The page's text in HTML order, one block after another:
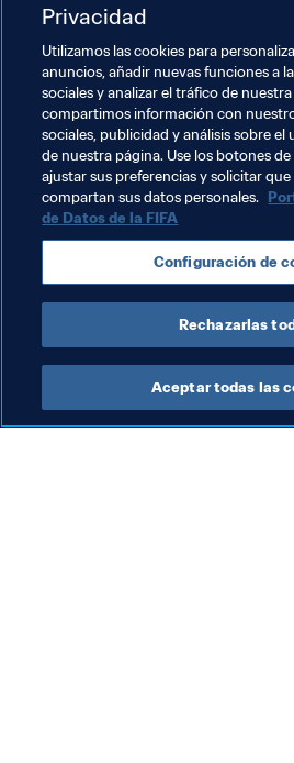
una idea que pasó un tanto
Copa Mundial Femenina de la
lugar de cada cuatro. Esto
impulso que se ajustaría
femenino necesita en estos
presentar esta propuesta a
Temas relacionados
Presidente de la FIFA
Privacidad
Utilizamos las cookies para
anuncios, añadir nuevas funciones a
sociales y analizar el tráfico de
compartimos información con
sociales, publicidad y análisis sobre el
de nuestra página. Use los botones
ajustar sus preferencias y solicitar
compartan sus datos personales.
de Datos de la FIFA
Configuración de
Rechazarlas
Aceptar todas las